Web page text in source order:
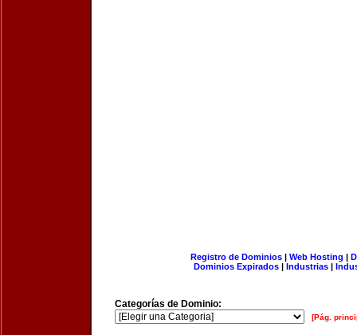
Registro de Dominios| Web Hosting |
Dominios Expirados | Industrias |
Categorías de Dominio:
[Pág.